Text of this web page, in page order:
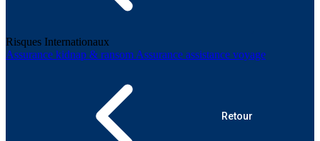
Risques Internationaux
Assurance kidnap & ransom Assurance assistance voyage
Retour